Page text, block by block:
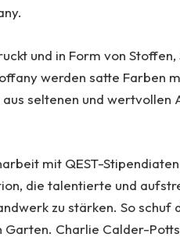
und in Form von
werden satte Farben
seltenen und
mit QEST-
die talentierte und
zu stärken. So schuf
Charlie Calder-